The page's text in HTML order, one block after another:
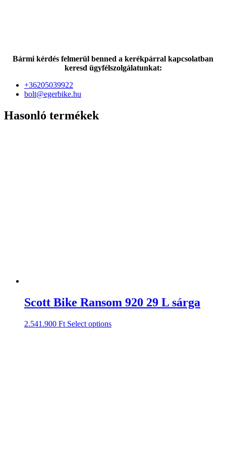
Bármi kérdés felmerül benned a kerékpárral kapcsolatban
keresd ügyfélszolgálatunkat:
+36205039922
bolt@egerbike.hu
Hasonló termékek
Scott Bike Ransom 920 29 L sárga
2.541.900 Ft Select options